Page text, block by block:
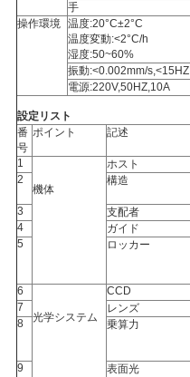
地
PRIVACY
POLICY
手
操作環境 温度:20°C±2°C
温度変動:<2°C/h
湿度:50~60%
振動:<0.002mm/s,<15HZ
電源:220V,50HZ,10A
設定リスト
番
号
ポイント 記述
1
機体
ホスト
2
構造
3
支配者
4
ガイド
5
ロッカー
6
光学システム
CCD
7
レンズ
8
乗算力
9
表面光